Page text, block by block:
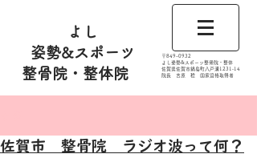
よし
姿勢&スポーツ
整骨院・整体院
​〒849-0932
よし姿勢&スポーツ整骨院・整体
佐賀県佐賀市鍋島町八戸溝1231‐14
​​院長 吉原 稔​ 国家資格取得者
佐賀市 整骨院 ラジオ波って何？